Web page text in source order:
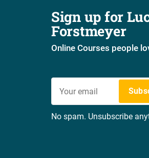
Sign up for
Forstmeyer
Online Courses people
No spam. Unsubscribe